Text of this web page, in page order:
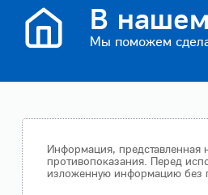
В нашем
Мы поможем
Информация, представленная
противопоказания. Перед
изложенную информацию без